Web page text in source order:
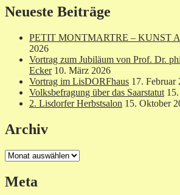
Neueste Beiträge
PETIT MONTMARTRE – KUNST
2026
Vortrag zum Jubiläum von Prof. Dr.
Ecker 10. März 2026
Vortrag im LisDORFhaus 17. Februar
Volksbefragung über das Saarstatut
2. Lisdorfer Herbstsalon 15. Oktober
Archiv
Archiv
Meta